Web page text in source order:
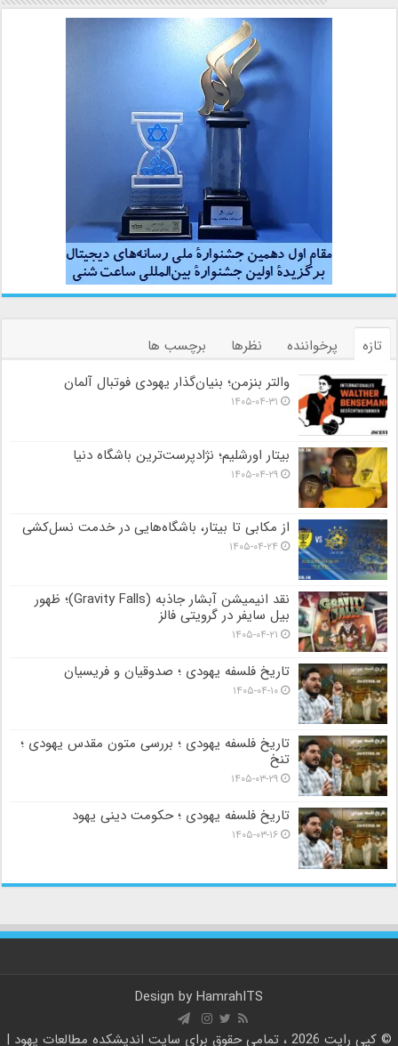
تازه پرخواننده نظرها
برچسب ها
والتر بنزمن؛ بنیان‌گذار یهودی فوتبال آلمان
۱۴۰۵-۰۴-۳۱
بیتار اورشلیم؛ نژادپرست‌ترین باشگاه دنیا
۱۴۰۵-۰۴-۲۹
از مکابی تا بیتار، باشگاه‌هایی در خدمت نسل‌کشی
۱۴۰۵-۰۴-۲۴
نقد انیمیشن آبشار جاذبه (Gravity Falls)؛ ظهور
بیل سایفر در گرویتی فالز
۱۴۰۵-۰۴-۲۱
تاریخ فلسفه یهودی ؛ صدوقیان و فریسیان
۱۴۰۵-۰۴-۱۰
تاریخ فلسفه یهودی ؛ بررسی متون مقدس یهودی ؛
تنخ
۱۴۰۵-۰۳-۲۹
تاریخ فلسفه یهودی ؛ حکومت دینی یهود
۱۴۰۵-۰۳-۱۶
Design by HamrahITS
© کپی رایت 2026 ، تمامی حقوق برای سایت
اندیشکده مطالعات یهود |